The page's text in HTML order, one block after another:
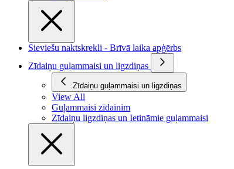
Sieviešu naktskrekli - Brīvā laika apģērbs
Zīdaiņu guļammaisi un ligzdiņas
Zīdaiņu guļammaisi un ligzdiņas
View All
Guļammaisi zīdainim
Zīdaiņu ligzdiņas un Ietināmie guļammaisi